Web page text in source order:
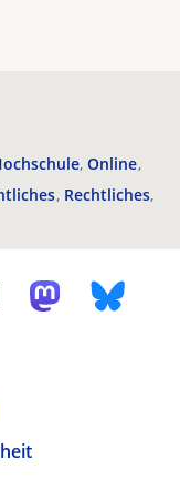
Online
Rechtliches